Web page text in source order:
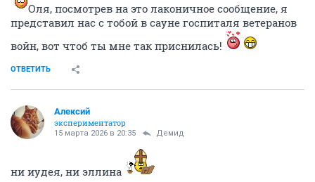
Оля, посмотрев на это лаконичное сообщение, я
представил нас с тобой в сауне госпиталя ветеранов
войн, вот чтоб ты мне так приснилась!
ОТВЕТИТЬ
Алексий
экспериментатор
15 марта 2026 в 20:35 Демид
ни иудея, ни эллина